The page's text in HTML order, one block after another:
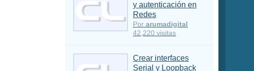
y autenticación en
Redes
Por arumadigital
42,220 visitas
Crear interfaces
Serial y Loopback